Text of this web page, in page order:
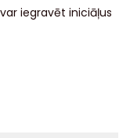
iegravēt iniciāļus